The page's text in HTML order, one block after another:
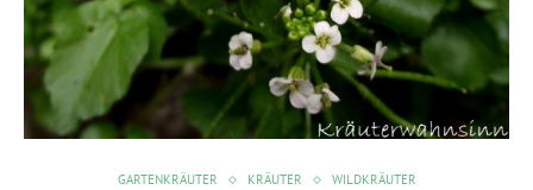
GARTENKRÄUTER KRÄUTER WILDKRÄUTER